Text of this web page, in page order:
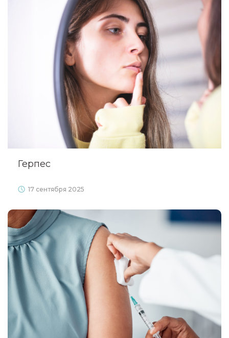
Герпес
17 сентября 2025